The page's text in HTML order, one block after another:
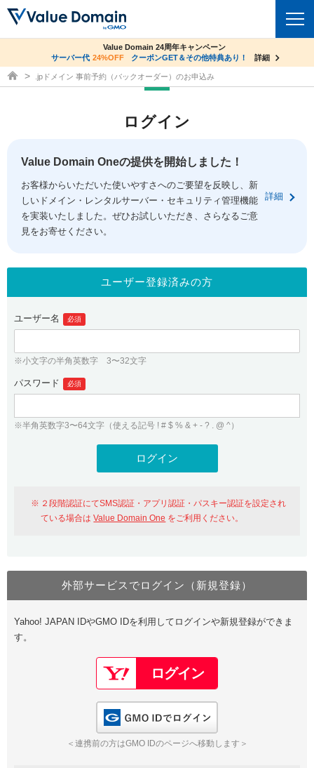
ドメイントップ
ドメイン移管
ドメイン価格一覧
ドメイン一括検索
.jpドメインオークション
gTLDオークション NEW!
.jpドメインバックオーダー
プレミアムドメイン
人気ドメインの種類
WHOIS検索
コアサーバー
バリューサーバー
XREA
セキュリティトップ
Value Domain ネットde診断
SSL証明書
サービストップ
お得意様割引
紹介制度
バリュードメインAPI
ドメイン・ホスティングOEM
facebook
ログイン
従来のバリュードメインをご利用希望の方
Value Domainにログイン
おすすめ One レンタルサーバーを含む最新の機能を使う方
Value Domain Oneにログイン
Google
GMO ID Amazon
※AmazonはValue Domain Oneのログイン画面へ遷移します
ユーザー登録
Value Domain Oneアカウント作成
以下でも登録可能
Google Yahoo!
GMO ID
co.jpドメイン✕コアサーバーV2ビジネス応援キャンペーン
サーバー料金1年間無料
詳細
Value Domain 24周年キャンペーン
サーバー代 24%OFF クーポンGET＆その他特典あり！ 詳細
ドメイン取得ならバリュードメイン
.jpドメイン 事前予約（バックオーダー）のお申込み
ログイン
Value Domain Oneの提供を開始しました！
お客様からいただいた使いやすさへのご要望を反映し、新
しいドメイン・レンタルサーバー・セキュリティ管理機能
を実装いたしました。ぜひお試しいただき、さらなるご意
見をお寄せください。
詳細
ユーザー登録済みの方
ユーザー名 必須
※小文字の半角英数字 3〜32文字
パスワード 必須
※半角英数字3〜64文字（使える記号 ! # $ % & + - ? . @ ^）
２段階認証にてSMS認証・アプリ認証・パスキー認証を設定され
ている場合はValue Domain One をご利用ください。
外部サービスでログイン（新規登録）
Yahoo! JAPAN IDやGMO IDを利用してログインや新規登録ができま
す。
＜連携前の方はGMO IDのページへ移動します＞